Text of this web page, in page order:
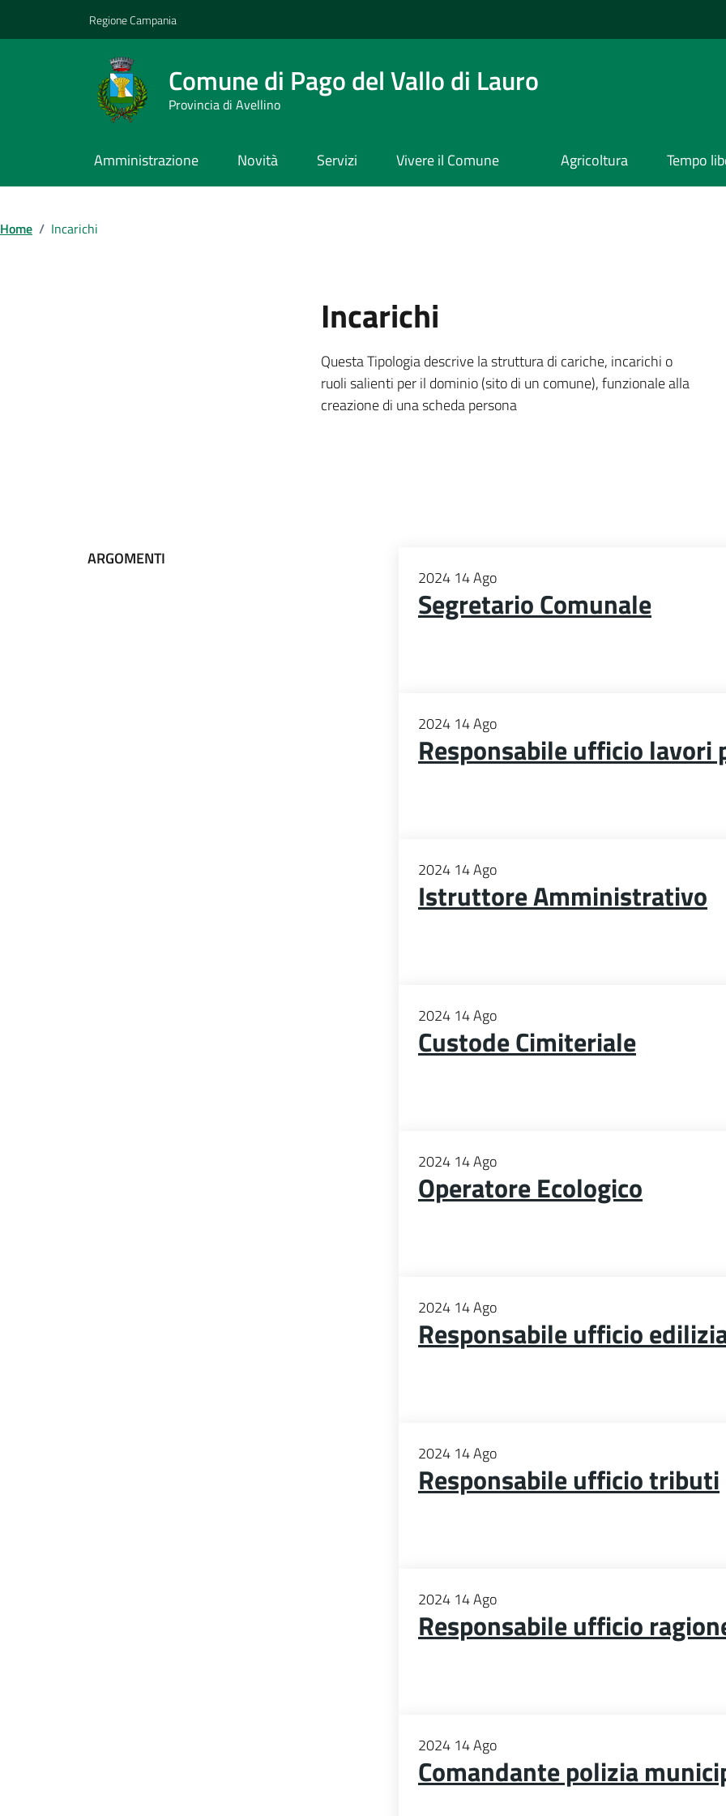
Regione Campania
Comune di Pago del Vallo di Lauro
Provincia di Avellino
Amministrazione Novità Servizi Vivere il Comune Agricoltura Tempo
Home / Incarichi
Incarichi
Questa Tipologia descrive la struttura di cariche, incarichi o
ruoli salienti per il dominio (sito di un comune), funzionale alla
creazione di una scheda persona
ARGOMENTI
2024 14Ago
Segretario Comunale
2024 14Ago
Responsabile ufficio lavori
2024 14Ago
Istruttore Amministrativo
2024 14Ago
Custode Cimiteriale
2024 14Ago
Operatore Ecologico
2024 14Ago
Responsabile ufficio
2024 14Ago
Responsabile ufficio tributi
2024 14Ago
Responsabile ufficio
2024 14Ago
Comandante polizia